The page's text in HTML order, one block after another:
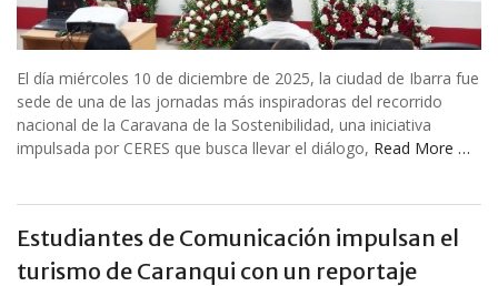
El día miércoles 10 de diciembre de 2025, la ciudad de Ibarra fue
sede de una de las jornadas más inspiradoras del recorrido
nacional de la Caravana de la Sostenibilidad, una iniciativa
impulsada por CERES que busca llevar el diálogo, Read More …
Estudiantes de Comunicación impulsan el
turismo de Caranqui con un reportaje